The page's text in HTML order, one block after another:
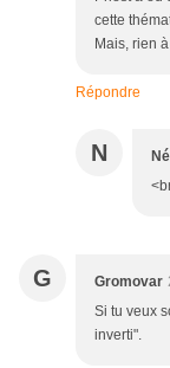
cette
Mais, rien
Répondre
N
G Gromovar
Si tu veux
inverti".